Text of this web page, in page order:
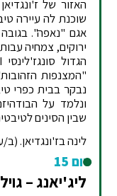
שוכנת לה עיירה
ירוקים, צמחיה
"המצנפות
נבקר בבית כפרי
ונלמד על
שבין הסינים
לינה בז'ונגדיאן.
יום 15
ליג'יאנג –